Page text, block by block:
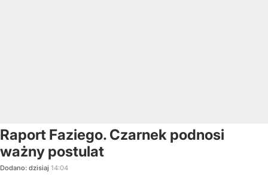
Raport Faziego. Czarnek podnosi
ważny postulat
Dodano: dzisiaj 14:04